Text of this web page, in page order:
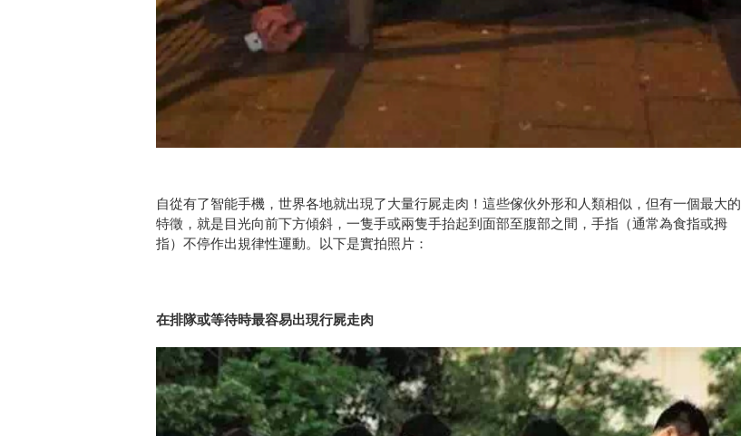
自從有了智能手機，世界各地就出現了大量行屍走肉！這些傢伙外形和人類相似，但有一個最大的
特徵，就是目光向前下方傾斜，一隻手或兩隻手抬起到面部至腹部之間，手指（通常為食指或拇
指）不停作出規律性運動。以下是實拍照片：
在排隊或等待時最容易出現行屍走肉